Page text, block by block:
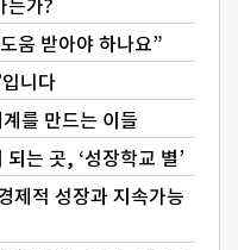
는가?
움 받아야 하나요”
니다
를 만드는 이들
는 곳, ‘성장학교 별’
제적 성장과 지속가능